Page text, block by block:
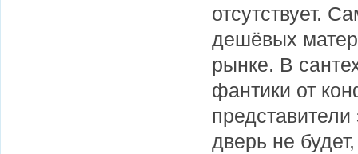
отсутствует.
дешёвых
рынке. В
фантики от
дверь не